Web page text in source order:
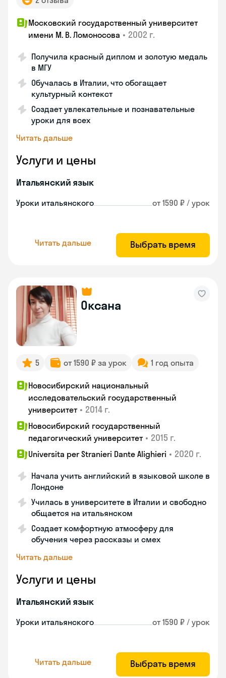
Московский государственный университет
имени М. В. Ломоносова • 2002 г.
Получила красный диплом и золотую медаль
в МГУ
Обучалась в Италии, что обогащает
культурный контекст
Создает увлекательные и познавательные
уроки для всех
Читать дальше
Услуги и цены
Итальянский язык
Уроки итальянского от 1590 ₽ / урок
Читать дальше Выбрать время
Оксана
5 от 1590 ₽ за урок 1 год опыта
Новосибирский национальный
исследовательский государственный
университет • 2014 г.
Новосибирский государственный
педагогический университет • 2015 г.
Universita per Stranieri Dante Alighieri • 2020 г.
Начала учить английский в языковой школе в
Лондоне
Училась в университете в Италии и свободно
общается на итальянском
Создает комфортную атмосферу для
обучения через рассказы и смех
Читать дальше
Услуги и цены
Итальянский язык
Уроки итальянского от 1590 ₽ / урок
Читать дальше Выбрать время